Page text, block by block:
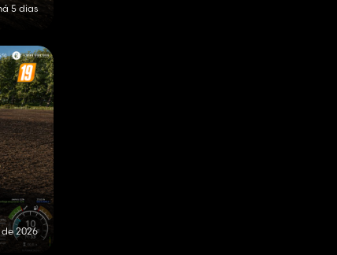
5 dias
2026